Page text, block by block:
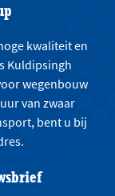
kwaliteit en
Kuldipsingh
wegenbouw
van zwaar
bent u bij